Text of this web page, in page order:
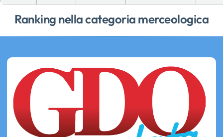
Ranking nella categoria merceologica